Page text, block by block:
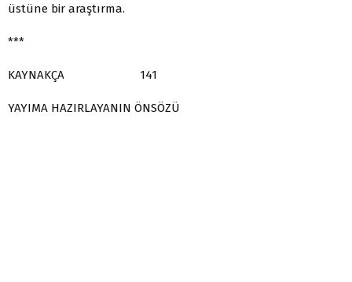
üstüne bir araştırma.
***
KAYNAKÇA 141
YAYIMA HAZIRLAYANIN ÖNSÖZÜ